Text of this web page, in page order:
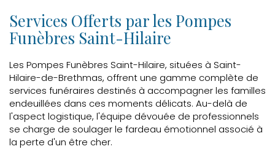
Services Offerts par les Pompes
Funèbres Saint-Hilaire
Les Pompes Funèbres Saint-Hilaire, situées à Saint-
Hilaire-de-Brethmas, offrent une gamme complète de
services funéraires destinés à accompagner les familles
endeuillées dans ces moments délicats. Au-delà de
l'aspect logistique, l'équipe dévouée de professionnels
se charge de soulager le fardeau émotionnel associé à
la perte d'un être cher.